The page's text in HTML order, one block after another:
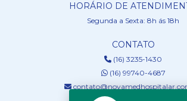
HORÁRIO DE
Segunda a Sexta: 8h ás 18h
CONTATO
(16) 3235-1430
(16) 99740-4687